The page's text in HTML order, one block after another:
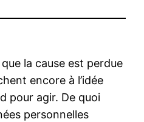
la cause est perdue
encore à l’idée
pour agir. De quoi
personnelles